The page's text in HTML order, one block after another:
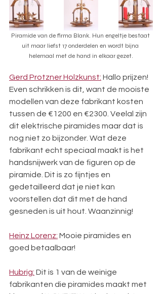
Piramide van de firma Blank. Hun engeltje bestaat
uit maar liefst 17 onderdelen en wordt bijna
helemaal met de hand in elkaar gezet.
Gerd Protzner Holzkunst: Hallo prijzen!
Even schrikken is dit, want de mooiste
modellen van deze fabrikant kosten
tussen de €1200 en €2300. Veelal zijn
dit elektrische piramides maar dat is
nog niet zo bijzonder. Wat deze
fabrikant echt speciaal maakt is het
handsnijwerk van de figuren op de
piramide. Dit is zo fijntjes en
gedetailleerd dat je niet kan
voorstellen dat dit met de hand
gesneden is uit hout. Waanzinnig!
Heinz Lorenz: Mooie piramides en
goed betaalbaar!
Hubrig: Dit is 1 van de weinige
fabrikanten die piramides maakt met